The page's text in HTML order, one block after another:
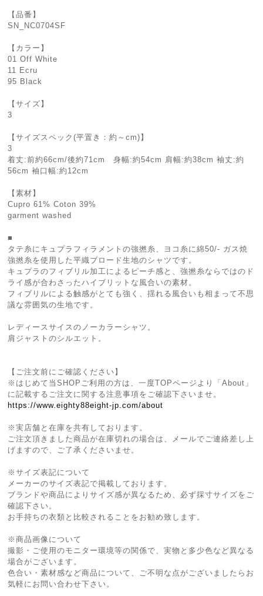
【品番】
SN_NC0704SF
【カラー】
01 Off White
11 Ecru
95 Black
【サイズ】
3
【サイズスペック(平置き：約～cm)】
3
着丈:前約66cm/後約71cm 身幅:約54cm 肩幅:約38cm 袖丈:約
56cm 袖口幅:約12cm
【素材】
Cupro 61% Coton 39%
garment washed
■
タテ糸にキュプラフィラメントの強撚糸、ヨコ糸に綿50/- ガス焼
強撚糸を使用した平織ブロード生地のシャツです。
キュプラのフィブリル加工によるピーチ感と、強撚糸ならではのド
ライ感が合わさったハイブリットな風合いの素材。
フィブリルによる触感がとても強く、揺れる風合いも相まって不思
議な雰囲気の生地です。
レディースサイスのノーカラーシャツ。
肩ジャストのシルエット。
【ご注文前にご確認ください】
※はじめて当SHOPご利用の方は、一度TOPページより「About」
に記載するご注文に関する注意事項をご確認下さいませ。
https://www.eighty88eight-jp.com/about
※実店舗と在庫を共有しております。
ご注文頂きました商品が在庫切れの場合は、メールでご連絡差し上
げますので、ご了承くださいませ。
※サイズ表記について
メーカーのサイズ表記で掲載しております。
ブランドや商品によりサイズ感が異なるため、必ず採寸サイズをご
確認下さい。
お手持ちの衣類と比較されることをお勧め致します。
※商品画像について
撮影・ご使用のモニター環境等の関係で、実物と多少色など異なる
場合がございます。
色合い・素材感など商品について、ご不明な点がございましたらお
気軽にお問い合わせ下さい。